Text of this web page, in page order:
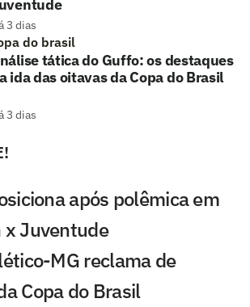
3 dias
do brasil
tática do Guffo: os destaques
ida das oitavas da Copa do Brasil
3 dias
após polêmica em
Juventude
MG reclama de
Copa do Brasil